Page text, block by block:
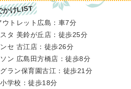
かけLIST
ウトレット広島：車7分
タ 美鈴が丘店：徒歩25分
セ 古江店：徒歩26分
ン 広島田方橋店：徒歩8分
ラン保育園古江：徒歩21分
学校：徒歩18分